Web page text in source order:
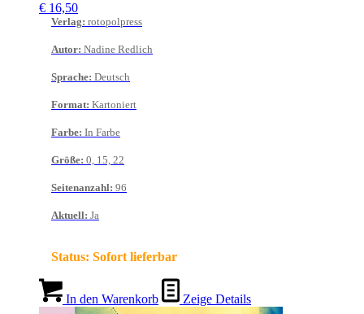
€ 16,50
Verlag: rotopolpress
Autor: Nadine Redlich
Sprache: Deutsch
Format: Kartoniert
Farbe: In Farbe
Größe: 0, 15, 22
Seitenanzahl: 96
Aktuell: Ja
Status: Sofort lieferbar
In den Warenkorb Zeige Details